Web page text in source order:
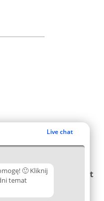
Live chat
🙂 Kliknij
temat
Plebiscyt
Lista
Kontakt